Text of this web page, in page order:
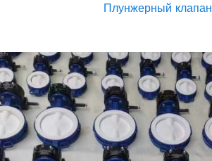
Плунжерный клапан